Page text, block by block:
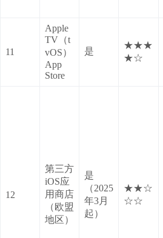
11
Apple
TV（t
vOS）
App
Store
是
★★★
★☆
12
第三方
iOS应
用商店
（欧盟
地区）
是
（2025
年3月
起）
★★☆
☆☆